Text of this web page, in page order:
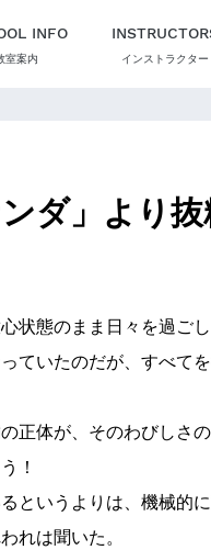
INFO
室案内 インストラクター
ダ」より抜
状態のまま日々を過ごし
ていたのだが、すべて
正体が、そのわびしさ
！
というよりは、機械的
れは聞いた。